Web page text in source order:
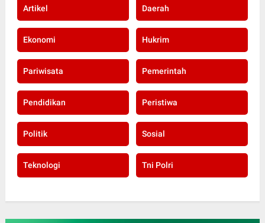
Artikel Daerah
Ekonomi Hukrim
Pariwisata Pemerintah
Pendidikan Peristiwa
Politik Sosial
Teknologi Tni Polri